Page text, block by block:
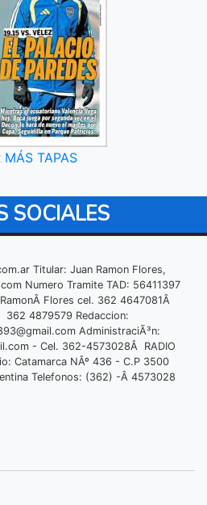
MÁS TAPAS
SOCIALES
Titular: Juan Ramon Flores,
Numero Tramite TAD: 56411397
Flores cel. 362 4647081Â
4879579 Redaccion:
AdministraciÃ³n:
- Cel. 362-4573028Â RADIO
Catamarca NÂº 436 - C.P 3500
Telefonos: (362) -Â 4573028